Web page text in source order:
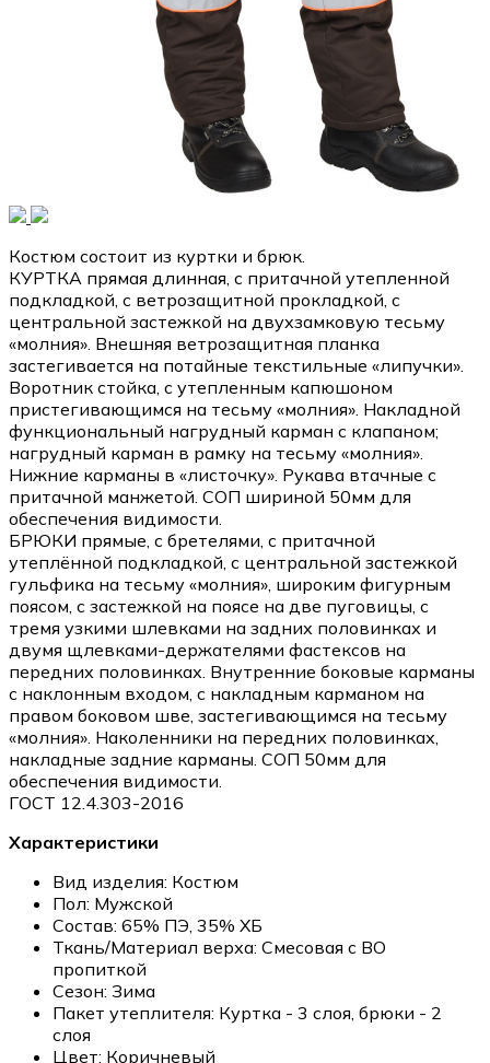
Костюм состоит из куртки и брюк.
КУРТКА прямая длинная, с притачной утепленной
подкладкой, с ветрозащитной прокладкой, с
центральной застежкой на двухзамковую тесьму
«молния». Внешняя ветрозащитная планка
застегивается на потайные текстильные «липучки».
Воротник стойка, с утепленным капюшоном
пристегивающимся на тесьму «молния». Накладной
функциональный нагрудный карман с клапаном;
нагрудный карман в рамку на тесьму «молния».
Нижние карманы в «листочку». Рукава втачные с
притачной манжетой. СОП шириной 50мм для
обеспечения видимости.
БРЮКИ прямые, с бретелями, с притачной
утеплённой подкладкой, с центральной застежкой
гульфика на тесьму «молния», широким фигурным
поясом, с застежкой на поясе на две пуговицы, с
тремя узкими шлевками на задних половинках и
двумя щлевками-держателями фастексов на
передних половинках. Внутренние боковые карманы
с наклонным входом, с накладным карманом на
правом боковом шве, застегивающимся на тесьму
«молния». Наколенники на передних половинках,
накладные задние карманы. СОП 50мм для
обеспечения видимости.
ГОСТ 12.4.303-2016
Характеристики
Вид изделия: Костюм
Пол: Мужской
Состав: 65% ПЭ, 35% ХБ
Ткань/Материал верха: Смесовая с ВО
пропиткой
Сезон: Зима
Пакет утеплителя: Куртка - 3 слоя, брюки - 2
слоя
Цвет: Коричневый